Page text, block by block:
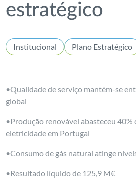
estratégico
Institucional Plano Estratégico
•Qualidade de serviço mantém-se
global
•Produção renovável abasteceu 40%
eletricidade em Portugal
•Consumo de gás natural atinge
•Resultado líquido de 125,9 M€